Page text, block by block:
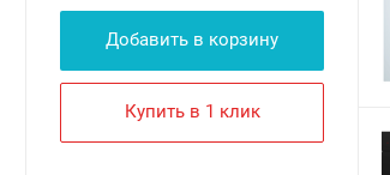
Добавить в корзину
Купить в 1 клик